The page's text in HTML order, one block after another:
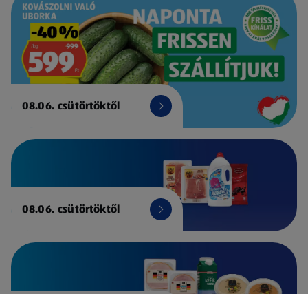
08.06. csütörtöktől
08.06. csütörtöktől